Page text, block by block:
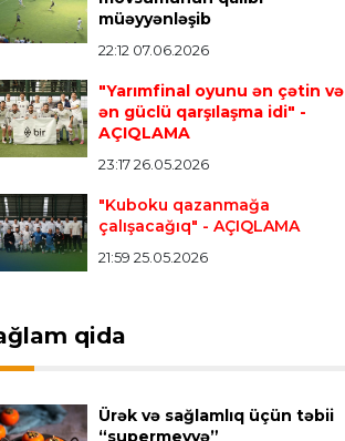
21:05 08.08.2026
futbolçusu “River Pleyt”ə
20:58 08.08.2026
Hem” “Tottenhem”in
transfer edir
20:51 08.08.2026
finalçılar bəlli oldu
“Kürü keçək?! 5” yarışı
müəyyənləşib
22:12 07.06.2026
"Yarımfinal oyunu ən çətin və
ən güclü qarşılaşma idi" -
AÇIQLAMA
23:17 26.05.2026
"Kuboku qazanmağa
çalışacağıq" - AÇIQLAMA
21:59 25.05.2026
qida
Ürək və sağlamlıq üçün təbii
“supermeyvə”